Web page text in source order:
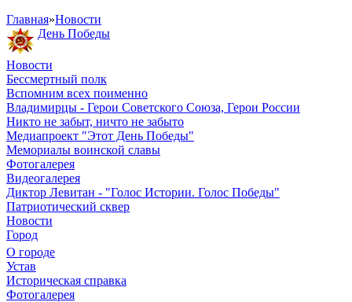
Главная»Новости
День Победы
Новости
Бессмертный полк
Вспомним всех поименно
Владимирцы - Герои Советского Союза, Герои России
Никто не забыт, ничто не забыто
Медиапроект "Этот День Победы"
Мемориалы воинской славы
Фотогалерея
Видеогалерея
Диктор Левитан - "Голос Истории. Голос Победы"
Патриотический сквер
Новости
Город
О городе
Устав
Историческая справка
Фотогалерея